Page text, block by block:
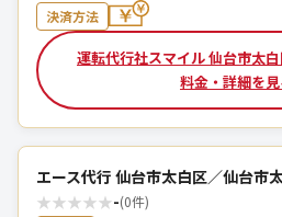
決済方法
運転代行社スマイル 仙台市太
料金・詳細を
エース代行 仙台市太白区／仙台市
★★★★★-(0件)